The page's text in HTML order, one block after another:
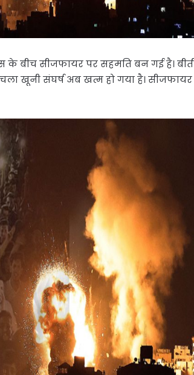
बीच सीजफायर पर सहमति बन गई है।
खूनी संघर्ष अब खत्म हो गया है।